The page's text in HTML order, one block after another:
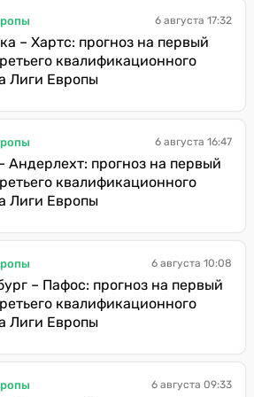
6 августа 17:32
– Хартс: прогноз на первый
квалификационного
Лиги Европы
6 августа 16:47
Андерлехт: прогноз на первый
квалификационного
Лиги Европы
6 августа 10:08
– Пафос: прогноз на первый
квалификационного
Лиги Европы
6 августа 09:33